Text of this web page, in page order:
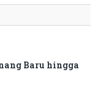
Baru hingga